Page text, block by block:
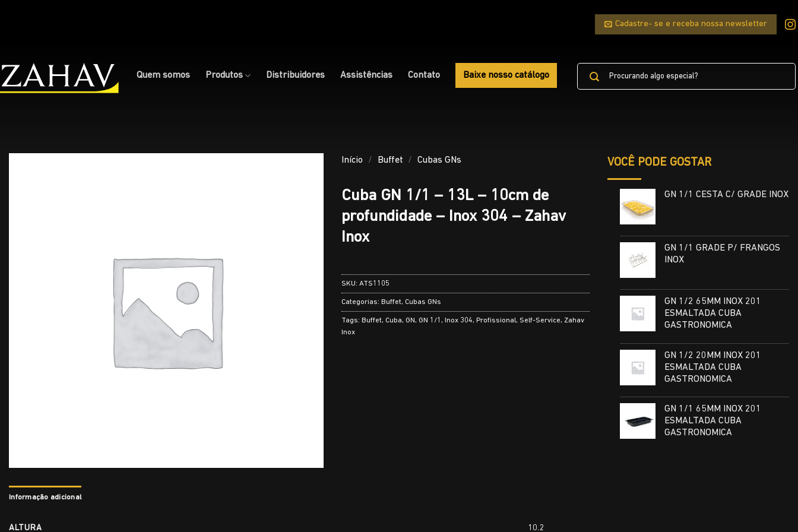
Cadastre- se e receba nossa newsletter
Quem somos Produtos Distribuidores Assistências Contato Baixe nosso catálogo
Pesquisar
Início / Buffet / Cubas GNs
Cuba GN 1/1 – 13L – 10cm de
profundidade – Inox 304 – Zahav
Inox
SKU: ATS1105
Categorias: Buffet, Cubas GNs
Tags: Buffet, Cuba, GN, GN 1/1 , Inox 304, Profissional, Self-Service, Zahav
Inox
VOCÊ PODE GOSTAR
GN 1/1 CESTA C/ GRADE INOX
GN 1/1 GRADE P/ FRANGOS
INOX
GN 1/2 65MM INOX 201
ESMALTADA CUBA
GASTRONOMICA
GN 1/2 20MM INOX 201
ESMALTADA CUBA
GASTRONOMICA
GN 1/1 65MM INOX 201
ESMALTADA CUBA
GASTRONOMICA
Informação adicional
ALTURA 10.2